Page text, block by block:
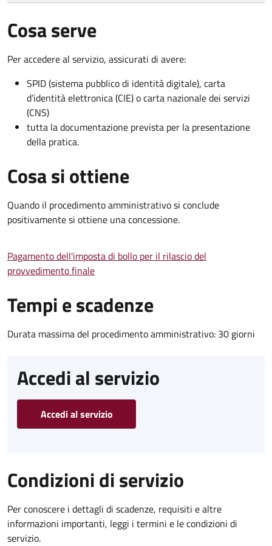
Cosa serve
Per accedere al servizio, assicurati di avere:
SPID (sistema pubblico di identità digitale), carta
d’identità elettronica (CIE) o carta nazionale dei servizi
(CNS)
tutta la documentazione prevista per la presentazione
della pratica.
Cosa si ottiene
Quando il procedimento amministrativo si conclude
positivamente si ottiene una concessione.
Pagamento dell'imposta di bollo per il rilascio del
provvedimento finale
Tempi e scadenze
Durata massima del procedimento amministrativo: 30 giorni
Accedi al servizio
Accedi al servizio
Condizioni di servizio
Per conoscere i dettagli di scadenze, requisiti e altre
informazioni importanti, leggi i termini e le condizioni di
servizio.